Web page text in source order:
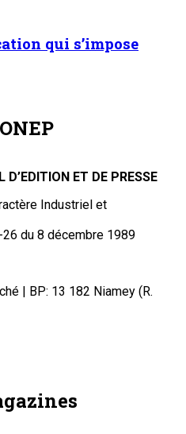
qui s’impose
ET DE PRESSE
Industriel et
26 du 8 décembre 1989
| BP: 13 182 Niamey (R.